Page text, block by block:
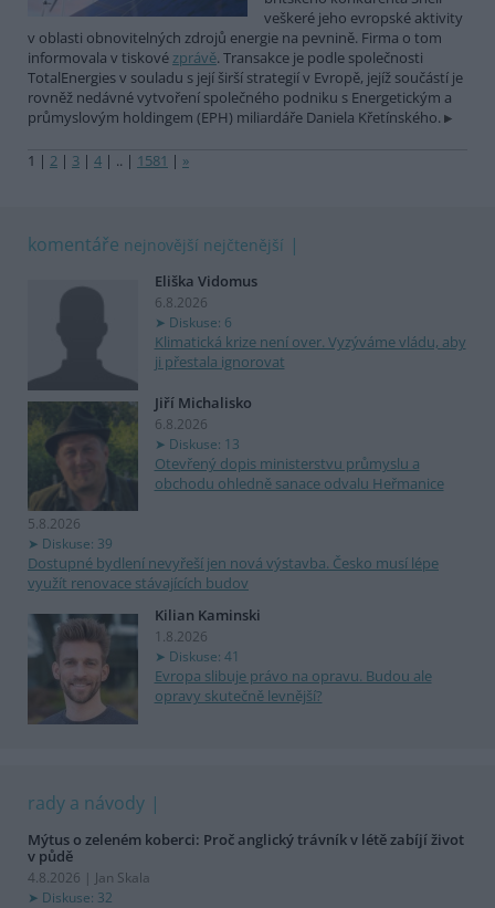
veškeré jeho evropské aktivity
v oblasti obnovitelných zdrojů energie na pevnině. Firma o tom
informovala v tiskovézprávě. Transakce je podle společnosti
TotalEnergies v souladu s její širší strategií v Evropě, jejíž součástí je
rovněž nedávné vytvoření společného podniku s Energetickým a
průmyslovým holdingem (EPH) miliardáře Daniela Křetínského.
1 | 2 | 3 | 4 | .. | 1581 | »
komentáře nejnovější nejčtenější
Eliška Vidomus
6.8.2026
Diskuse: 6
Klimatická krize není over. Vyzýváme vládu, aby
ji přestala ignorovat
Jiří Michalisko
6.8.2026
Diskuse: 13
Otevřený dopis ministerstvu průmyslu a
obchodu ohledně sanace odvalu Heřmanice
5.8.2026
Diskuse: 39
Dostupné bydlení nevyřeší jen nová výstavba. Česko musí lépe
využít renovace stávajících budov
Kilian Kaminski
1.8.2026
Diskuse: 41
Evropa slibuje právo na opravu. Budou ale
opravy skutečně levnější?
rady a návody
Mýtus o zeleném koberci: Proč anglický trávník v létě zabíjí život
v půdě
4.8.2026 | Jan Skala
Diskuse: 32